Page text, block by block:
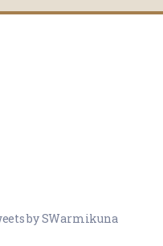
by SWarmikuna